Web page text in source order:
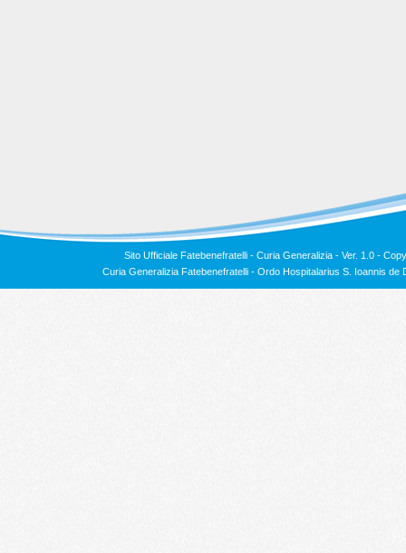
Sito Ufficiale Fatebenefratelli - Curia Generalizia - Ver. 1.0 -
Curia Generalizia Fatebenefratelli - Ordo Hospitalarius S. Ioannis